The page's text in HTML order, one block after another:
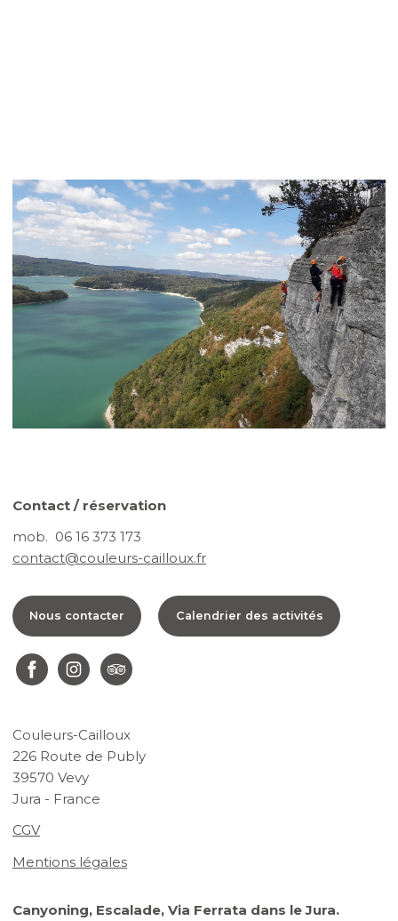
Contact / réservation
mob. 06 16 373 173
contact@couleurs-cailloux.fr
Nous contacter Calendrier des activités
Couleurs-Cailloux
226 Route de Publy
39570 Vevy
Jura - France
CGV
Mentions légales
Canyoning, Escalade, Via Ferrata dans le Jura.